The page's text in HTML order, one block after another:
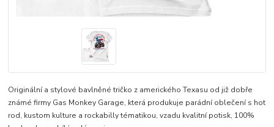
Originální a stylové bavlněné tričko z amerického Texasu od již dobře
známé firmy Gas Monkey Garage, která produkuje parádní oblečení s hot
rod, kustom kulture a rockabilly tématikou, vzadu kvalitní potisk, 100%